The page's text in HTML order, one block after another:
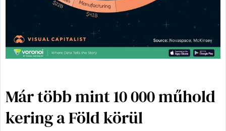
Már több mint 10 000 műhold
kering a Föld körül